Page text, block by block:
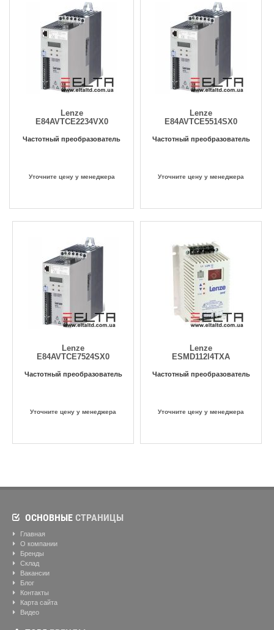
Lenze
E84AVTCE2234VX0
Частотный преобразователь
Уточните цену у менеджера
Lenze
E84AVTCE5514SX0
Частотный преобразователь
Уточните цену у менеджера
Lenze
E84AVTCE7524SX0
Частотный преобразователь
Уточните цену у менеджера
Lenze
ESMD112l4TXA
Частотный преобразователь
Уточните цену у менеджера
ОСНОВНЫЕ СТРАНИЦЫ
Главная
О компании
Бренды
Склад
Вакансии
Блог
Контакты
Карта сайта
Видео